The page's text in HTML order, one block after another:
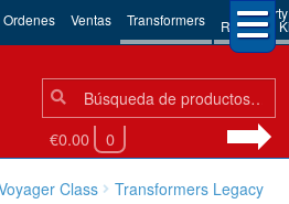
Ordenes Ventas Transformers 3rd Party
Robots &
Búsqueda:
Búsqueda
€0.00 0
Class
Transformers Legacy